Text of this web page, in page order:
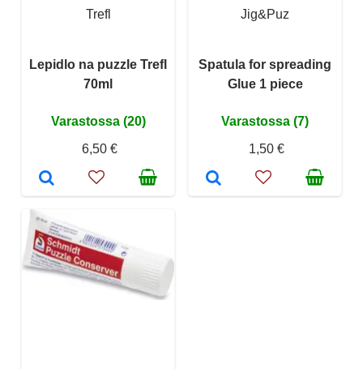
Trefl
Lepidlo na puzzle Trefl
70ml
Varastossa (20)
6,50 €
Jig&Puz
Spatula for spreading
Glue 1 piece
Varastossa (7)
1,50 €